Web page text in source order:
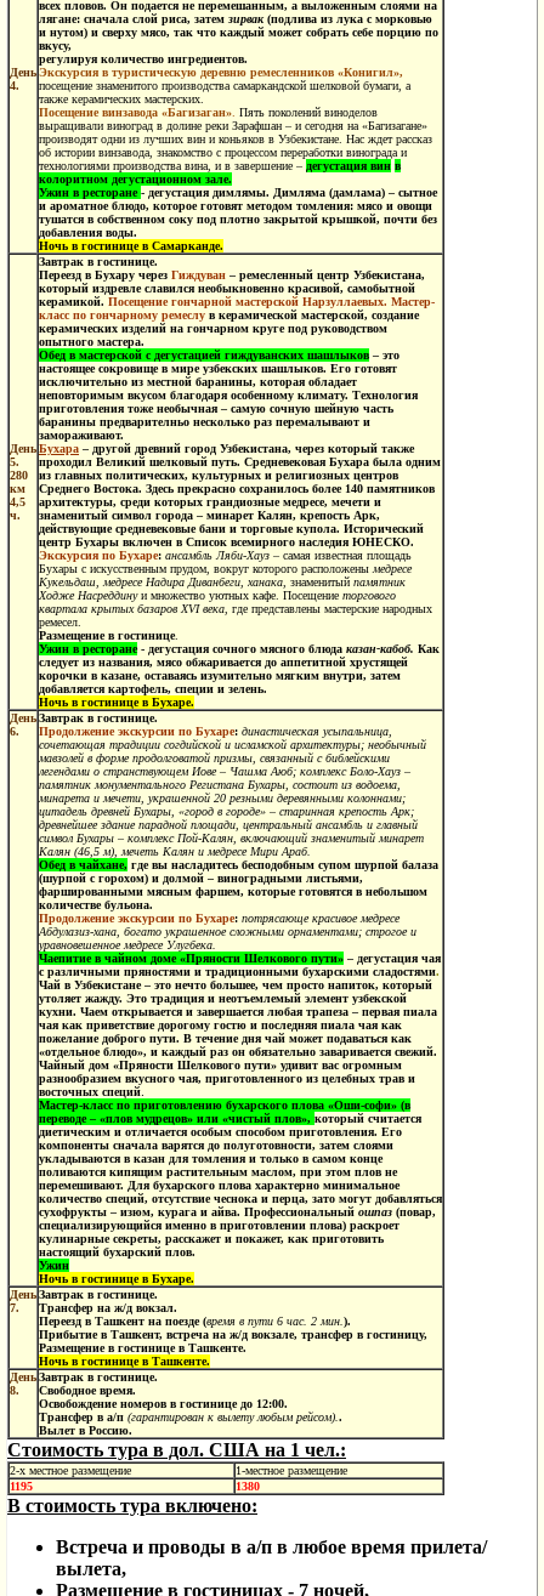
День
4.
всех пловов. Он подается не перемешанным, а выложенным слоями на
лягане: сначала слой риса, затем зирвак(подлива из лука с морковью
и нутом) и сверху мясо, так что каждый может собрать себе порцию по
вкусу,
регулируя количество ингредиентов.
Экскурсия в туристическую деревню ремесленников «Конигил»,
посещение знаменитого производства самаркандской шелковой бумаги, а
также керамических мастерских.
Посещение винзавода «Багизаган» Пять поколений виноделов
выращивали виноград в долине реки Зарафшан – и сегодня на «Багизагане»
производят одни из лучших вин и коньяков в Узбекистане. Нас ждет рассказ
об истории винзавода, знакомство с процессом переработки винограда и
технологиями производства вина, и в завершение – дегустация вин в
колоритном дегустационном зале.
Ужин в ресторане- дегустация димлямы. Димляма (дамлама) – сытное
и ароматное блюдо, которое готовят методом томления: мясо и овощи
тушатся в собственном соку под плотно закрытой крышкой, почти без
добавления воды.
Ночь в гостинице в Самарканде.
День
5.
280
км
4,5
ч.
Завтрак в гостинице.
Переезд в Бухару через Гиждуван – ремесленный центр Узбекистана,
который издревле славился необыкновенно красивой, самобытной
керамикой. Посещение гончарной мастерской Нарзуллаевых. Мастер-
класс по гончарному ремеслу в керамической мастерской, создание
керамических изделий на гончарном круге под руководством
опытного мастера.
Обед в мастерской с дегустацией гиждуванских шашлыков – это
настоящее сокровище в мире узбекских шашлыков. Его готовят
исключительно из местной баранины, которая обладает
неповторимым вкусом благодаря особенному климату. Технология
приготовления тоже необычная – самую сочную шейную часть
баранины предварителньо несколько раз перемалывают и
замораживают.
Бухара – другой древний город Узбекистана, через который также
проходил Великий шелковый путь. Средневековая Бухара была одним
из главных политических, культурных и религиозных центров
Среднего Востока. Здесь прекрасно сохранилось более 140 памятников
архитектуры, среди которых грандиозные медресе, мечети и
знаменитый символ города – минарет Калян, крепость Арк,
действующие средневековые бани и торговые купола. Исторический
центр Бухары включен в Список всемирного наследия ЮНЕСКО.
Экскурсия по Бухаре: ансамбль Ляби-Хауз – самая известная площадь
Бухары с искусственным прудом, вокруг которого расположены медресе
Кукельдаш, медресе Надира Диванбеги, ханака, знаменитый памятник
Ходже Насреддинуи множество уютных кафе. Посещение торгового
квартала крытых базаров XVI века , где представлены мастерские народных
ремесел.
Размещение в гостинице.
Ужин в ресторане - дегустация сочного мясного блюда казан-кабоб. Как
следует из названия, мясо обжаривается до аппетитной хрустящей
корочки в казане, оставаясь изумительно мягким внутри, затем
добавляется картофель, специи и зелень.
Ночь в гостинице в Бухаре.
День
6.
Завтрак в гостинице.
Продолжение экскурсии по Бухаре: династическая усыпальница,
сочетающая традиции согдийской и исламской архитектуры; необычный
мавзолей в форме продолговатой призмы, связанный с библейскими
легендами о странствующем Иове – Чашма Аюб; комплекс Боло-Хауз –
памятник монументального Регистана Бухары, состоит из водоема,
минарета и мечети, украшенной 20 резными деревянными колоннами;
цитадель древней Бухары, «город в городе» – старинная крепость Арк;
древнейшее здание парадной площади, центральный ансамбль и главный
символ Бухары – комплекс Пой-Калян, включающий знаменитый минарет
Калян (46,5 м), мечеть Калян и медресе Мири Араб.
Обед в чайхане, где вы насладитесь бесподобным супом шурпой балаза
(шурпой с горохом) и долмой – виноградными листьями,
фаршированными мясным фаршем, которые готовятся в небольшом
количестве бульона.
Продолжение экскурсии по Бухаре: потрясающе красивое медресе
Абдулазиз-хана, богато украшенное сложными орнаментами; строгое и
уравновешенное медресе Улугбека.
Чаепитие в чайном доме «Пряности Шелкового пути» – дегустация чая
с различными пряностями и традиционными бухарскими сладостями.
Чай в Узбекистане – это нечто большее, чем просто напиток, который
утоляет жажду. Это традиция и неотъемлемый элемент узбекской
кухни. Чаем открывается и завершается любая трапеза – первая пиала
чая как приветствие дорогому гостю и последняя пиала чая как
пожелание доброго пути. В течение дня чай может подаваться как
«отдельное блюдо», и каждый раз он обязательно заваривается свежий.
Чайный дом «Пряности Шелкового пути» удивит вас огромным
разнообразием вкусного чая, приготовленного из целебных трав и
восточных специй
Мастер-класс по приготовлению бухарского плова «Оши-софи» (в
переводе – «плов мудрецов» или «чистый плов», который считается
диетическим и отличается особым способом приготовления. Его
компоненты сначала варятся до полуготовности, затем слоями
укладываются в казан для томления и только в самом конце
поливаются кипящим растительным маслом, при этом плов не
перемешивают. Для бухарского плова характерно минимальное
количество специй, отсутствие чеснока и перца, зато могут добавляться
сухофрукты – изюм, курага и айва. Профессиональный ошпаз (повар,
специализирующийся именно в приготовлении плова) раскроет
кулинарные секреты, расскажет и покажет, как приготовить
настоящий бухарский плов.
Ужин
Ночь в гостинице в Бухаре.
День
7.
Завтрак в гостинице.
Трансфер на ж/д вокзал.
Переезд в Ташкент на поезде (время в пути 6 час. 2 мин. ).
Прибытие в Ташкент, встреча на ж/д вокзале, трансфер в гостиницу,
Размещение в гостинице в Ташкенте.
Ночь в гостинице в Ташкенте.
День
8.
Завтрак в гостинице.
Свободное время.
Освобождение номеров в гостинице до 12:00.
Трансфер в а/п (гарантирован к вылету любым рейсом). .
Вылет в Россию.
Стоимость тура в дол. США на 1 чел.:
2-х местное размещение
1-местное размещение
1195
1380
В стоимость тура включено:
Встреча и проводы в а/п в любое время прилета/
вылета,
Размещение в гостиницах - 7 ночей,